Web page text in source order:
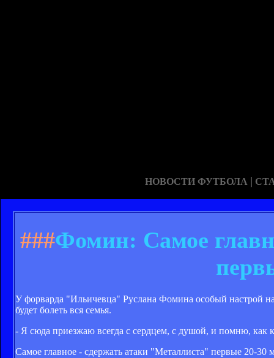
НОВОСТИ ФУТБОЛА |
###Фомин: Самое
У форварда "Ильичевца" Руслана Фомина особый настрой
будет болеть вся семья.
- Я сюда приезжаю всегда с сердцем, с душой, и помню, как
Самое главное - сдержать атаки "Металлиста" первые 20-